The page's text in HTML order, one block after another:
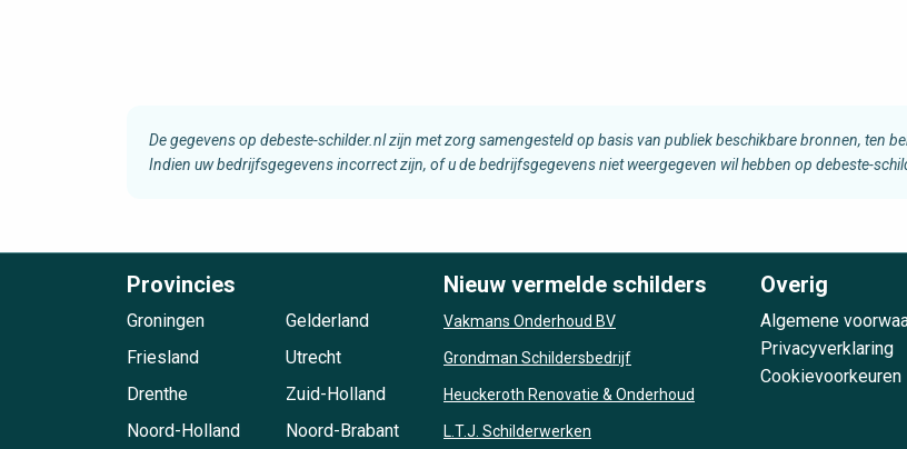
De gegevens op debeste-schilder.nl zijn met zorg samengesteld op basis van publiek beschikbare bronnen, ten
Indien uw bedrijfsgegevens incorrect zijn, of u de bedrijfsgegevens niet weergegeven wil hebben op debeste-
Provincies
Groningen
Friesland
Drenthe
Noord-Holland
Gelderland
Utrecht
Zuid-Holland
Noord-Brabant
Nieuw vermelde schilders
Vakmans Onderhoud BV
Grondman Schildersbedrijf
Heuckeroth Renovatie & Onderhoud
L.T.J. Schilderwerken
Overig
Algemene
Privacyverklaring
Cookievoorkeuren